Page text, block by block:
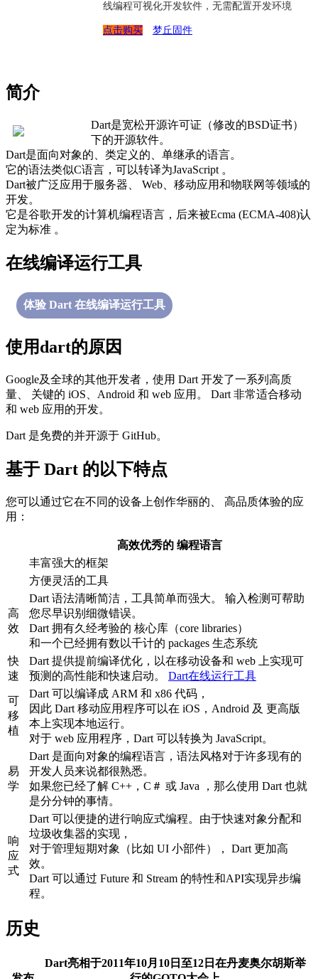
线编程可视化开发软件，无需配置开发环境
点击购买 梦丘固件
简介
Dart是宽松开源许可证（修改的BSD证书）
下的开源软件。
Dart是面向对象的、类定义的、单继承的语言。
它的语法类似C语言，可以转译为JavaScript 。
Dart被广泛应用于服务器、 Web、移动应用和物联网等领域的
开发。
它是谷歌开发的计算机编程语言，后来被Ecma (ECMA-408)认
定为标准 。
在线编译运行工具
体验 Dart 在线编译运行工具
使用dart的原因
Google及全球的其他开发者，使用 Dart 开发了一系列高质
量、 关键的 iOS、Android 和 web 应用。 Dart 非常适合移动
和 web 应用的开发。
Dart 是免费的并开源于 GitHub。
基于 Dart 的以下特点
您可以通过它在不同的设备上创作华丽的、 高品质体验的应
用：
高效优秀的 编程语言
丰富强大的框架
方便灵活的工具
高
效
Dart 语法清晰简洁，工具简单而强大。 输入检测可帮助
您尽早识别细微错误。
Dart 拥有久经考验的 核心库（core libraries）
和一个已经拥有数以千计的 packages 生态系统
快
速
Dart 提供提前编译优化，以在移动设备和 web 上实现可
预测的高性能和快速启动。 Dart在线运行工具
可
移
植
Dart 可以编译成 ARM 和 x86 代码，
因此 Dart 移动应用程序可以在 iOS，Android 及 更高版
本上实现本地运行。
对于 web 应用程序，Dart 可以转换为 JavaScript。
易
学
Dart 是面向对象的编程语言，语法风格对于许多现有的
开发人员来说都很熟悉。
如果您已经了解 C++，C＃ 或 Java ，那么使用 Dart 也就
是分分钟的事情。
响
应
式
Dart 可以便捷的进行响应式编程。由于快速对象分配和
垃圾收集器的实现，
对于管理短期对象（比如 UI 小部件）， Dart 更加高
效。
Dart 可以通过 Future 和 Stream 的特性和API实现异步编
程。
历史
Dart亮相于2011年10月10日至12日在丹麦奥尔胡斯举